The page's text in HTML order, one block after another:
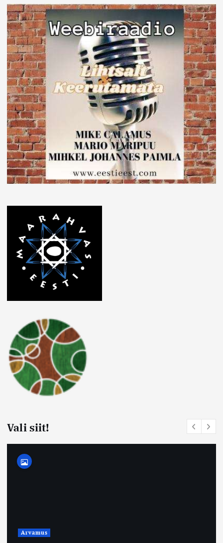
Vali siit!
Arvamus